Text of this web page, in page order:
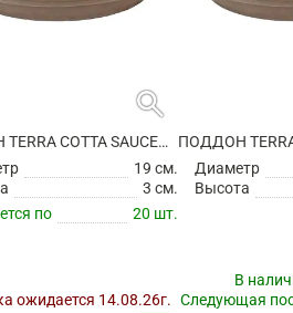
search
ПОДДОН TERRA COTTA SAUCER GREY
19 см.
3 см.
по
20 шт.
ожидается 14.08.26г.
Диаметр
Высота
В
Следующая